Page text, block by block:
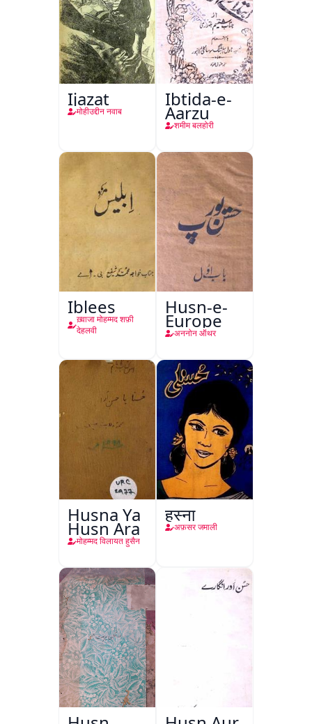
Ijazat
मोहीउद्दीन नवाब
Ibtida-e-
Aarzu
शमीम बलहोरी
Iblees
ख़्वाजा मोहम्मद शफ़ी
देहलवी
Husn-e-
Europe
अननोन ऑथर
Husna Ya
Husn Ara
मोहम्मद विलायत हुसैन
हुस्ना
अफ़सर जमाली